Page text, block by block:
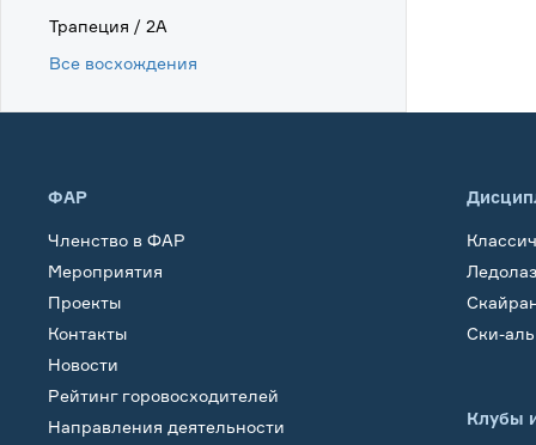
Трапеция / 2А
Все восхождения
ФАР
Членство в ФАР
Мероприятия
Проекты
Контакты
Новости
Рейтинг горовосходителей
Направления деятельности
Ски-
Клубы